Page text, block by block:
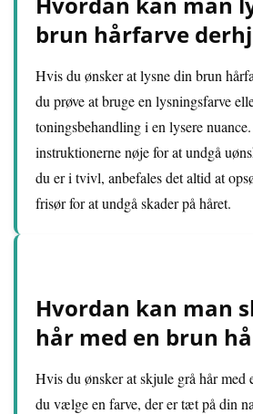
brun hårfarve
Hvis du ønsker at lysne din brun
du prøve at bruge en lysningsfarve
toningsbehandling i en lysere
instruktionerne nøje for at undgå
du er i tvivl, anbefales det altid at
frisør for at undgå skader på håret.
Hvordan kan man
hår med en brun
Hvis du ønsker at skjule grå hår med
du vælge en farve, der er tæt på din